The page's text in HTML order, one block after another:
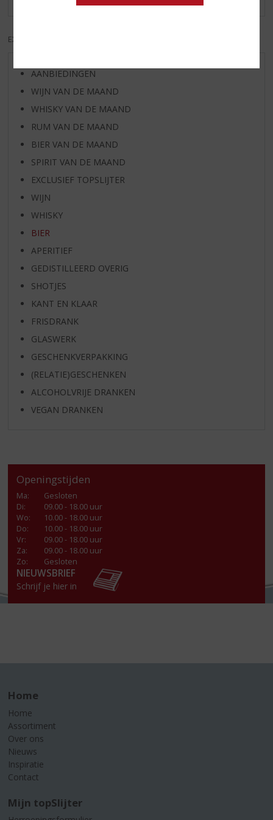
EXCL. BTW
AANBIEDINGEN
WIJN VAN DE MAAND
WHISKY VAN DE MAAND
RUM VAN DE MAAND
BIER VAN DE MAAND
SPIRIT VAN DE MAAND
EXCLUSIEF TOPSLIJTER
WIJN
WHISKY
BIER
APERITIEF
GEDISTILLEERD OVERIG
SHOTJES
KANT EN KLAAR
FRISDRANK
GLASWERK
GESCHENKVERPAKKING
(RELATIE)GESCHENKEN
ALCOHOLVRIJE DRANKEN
VEGAN DRANKEN
Openingstijden
Ma:
Gesloten
Di:
09.00 - 18.00 uur
Wo:
10.00 - 18.00 uur
Do:
10.00 - 18.00 uur
Vr:
09.00 - 18.00 uur
Za:
09.00 - 18.00 uur
Zo:
Gesloten
NIEUWSBRIEF
Schrijf je hier in
Home
Home
Assortiment
Over ons
Nieuws
Inspiratie
Contact
Mijn topSlijter